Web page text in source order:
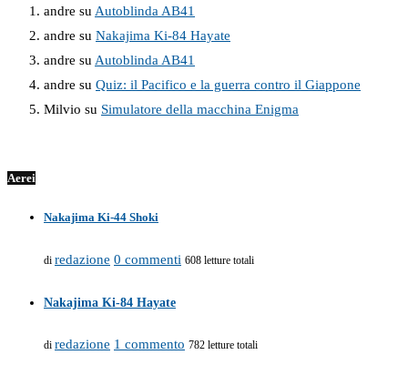
andre su Autoblinda AB41
andre su Nakajima Ki-84 Hayate
andre su Autoblinda AB41
andre su Quiz: il Pacifico e la guerra contro il Giappone
Milvio su Simulatore della macchina Enigma
Aerei
Nakajima Ki-44 Shoki
di redazione 0 commenti 608 letture totali
Nakajima Ki-84 Hayate
di redazione 1 commento 782 letture totali